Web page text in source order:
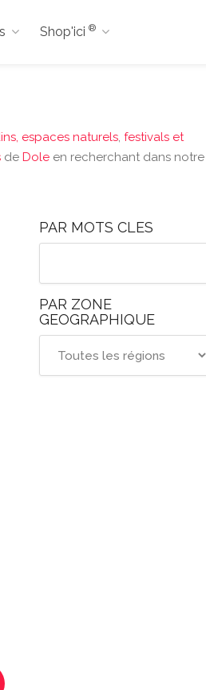
Shop'ici®
espaces naturels, festivals et
de Dole en recherchant dans notre
PAR MOTS CLES
PAR ZONE
GEOGRAPHIQUE